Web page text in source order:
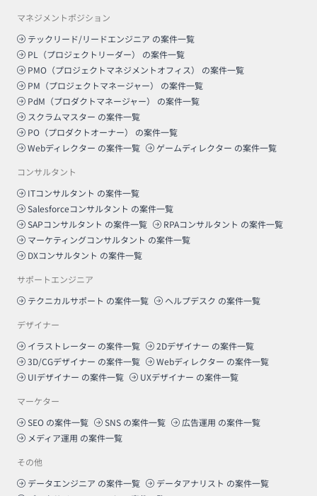
マネジメントポジション
テックリード/リードエンジニア の案件一覧
PL（プロジェクトリーダー）
の案件一覧
PMO（プロジェクトマネジメントオフィス）
の案件一覧
PM（プロジェクトマネージャー）
の案件一覧
PdM（プロダクトマネージャー）
の案件一覧
スクラムマスター の案件一覧
PO（プロダクトオーナー）
の案件一覧
Webディレクター の案件一覧 ゲームディレクター の案件一覧
コンサルタント
ITコンサルタント の案件一覧
Salesforceコンサルタント の案件一覧
SAPコンサルタント の案件一覧 RPAコンサルタント の案件一覧
マーケティングコンサルタント の案件一覧
DXコンサルタント の案件一覧
サポートエンジニア
テクニカルサポート の案件一覧 ヘルプデスク の案件一覧
デザイナー
イラストレーター の案件一覧 2Dデザイナー の案件一覧
3D/CGデザイナー の案件一覧 Webディレクター の案件一覧
UIデザイナー の案件一覧 UXデザイナー の案件一覧
マーケター
SEO の案件一覧 SNS の案件一覧 広告運用 の案件一覧
メディア運用 の案件一覧
その他
データエンジニア の案件一覧 データアナリスト の案件一覧